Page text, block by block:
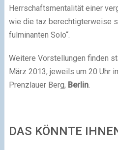
Herrschaftsmentalität einer
wie die taz berechtigterweise
fulminanten Solo“.
Weitere Vorstellungen finden
März 2013, jeweils um 20 Uhr
Prenzlauer Berg, Berlin.
DAS KÖNNTE